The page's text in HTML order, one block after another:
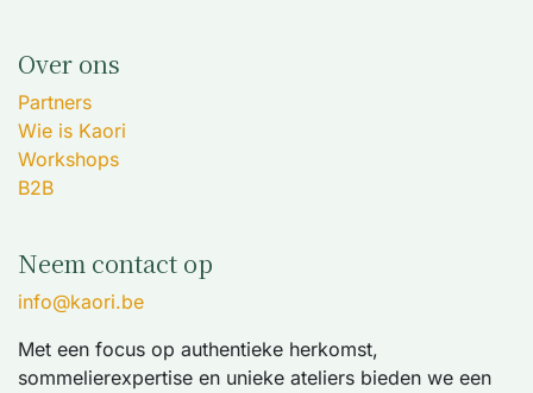
Over ons
Partners
Wie is Kaori
Workshops
B2B
Neem contact op
info@kaori.be
Met een focus op authentieke herkomst,
sommelierexpertise en unieke ateliers bieden we een